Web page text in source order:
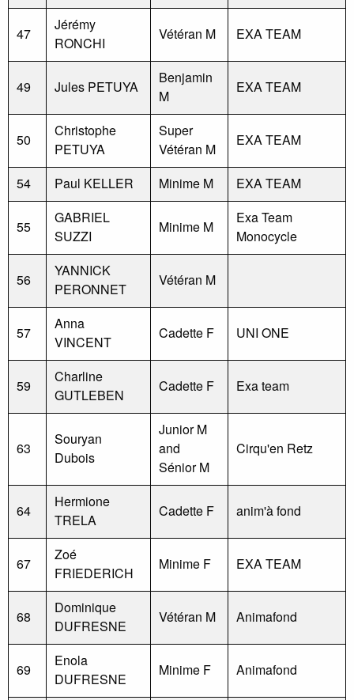
47
Jérémy
RONCHI
Vétéran M EXA TEAM
49 Jules PETUYA
Benjamin
M
EXA TEAM
50
Christophe
PETUYA
Super
Vétéran M
EXA TEAM
54 Paul KELLER Minime M EXA TEAM
55
GABRIEL
SUZZI
Minime M
Exa Team
Monocycle
56
YANNICK
PERONNET
Vétéran M
57
Anna
VINCENT
Cadette F UNI ONE
59
Charline
GUTLEBEN
Cadette F Exa team
63
Souryan
Dubois
Junior M
and
Sénior M
Cirqu'en Retz
64
Hermione
TRELA
Cadette F anim'à fond
67
Zoé
FRIEDERICH
Minime F EXA TEAM
68
Dominique
DUFRESNE
Vétéran M Animafond
69
Enola
DUFRESNE
Minime F Animafond